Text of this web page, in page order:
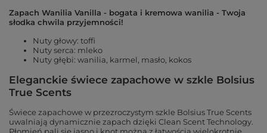
Zapach Wanilia Vanilla - bogata i kremowa wanilia - Twoja
słodka chwila przyjemności!
Nuty głowy: toffi
Nuty serca: mleko
Nuty głębi: wanilia, karmel, masło, kokos
Eleganckie świece zapachowe w szkle Bolsius
True Scents
Świece zapachowe w przezroczystym szkle Bolsius True Scents
uwalniają dynamicznie zapach dzięki Clean Scent Technology.